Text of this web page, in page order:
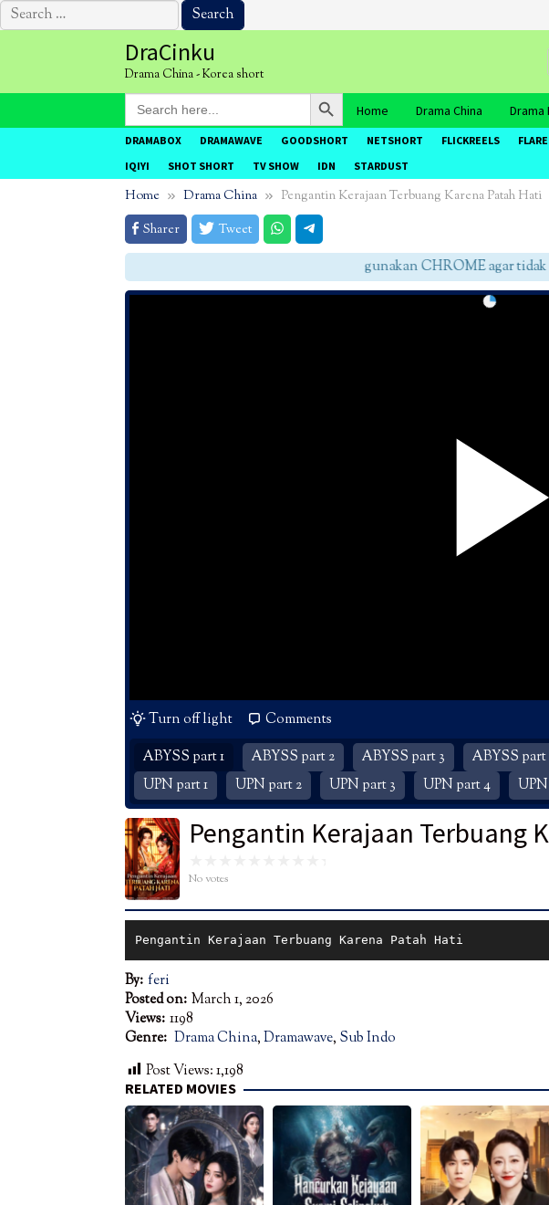
Search
for:
DraCinku
Drama China - Korea short
Search
for:
Search Button
Home Drama China Drama
DRAMABOX DRAMAWAVE GOODSHORT NETSHORT FLICKREELS
IQIYI
SHOT SHORT TV SHOW IDN STARDUST
Home Drama China
Pengantin Kerajaan Terbuang Karena Patah Hati
Sharer
Tweet
gunakan CHROME agar tidak
Turn off light
Comments
ABYSS part 1
ABYSS part 2 ABYSS part 3 ABYSS part
UPN part 1
UPN part 2 UPN part 3 UPN part 4
Pengantin Kerajaan Terbuang
No votes
Pengantin Kerajaan Terbuang Karena Patah Hati
By: feri
Posted on: March 1, 2026
Views: 1198
Genre: Drama China,Dramawave, Sub Indo
Post Views:1,198
RELATED MOVIES